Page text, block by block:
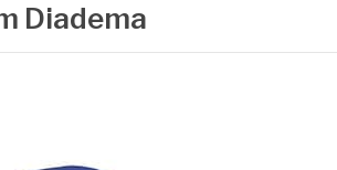
Diadema